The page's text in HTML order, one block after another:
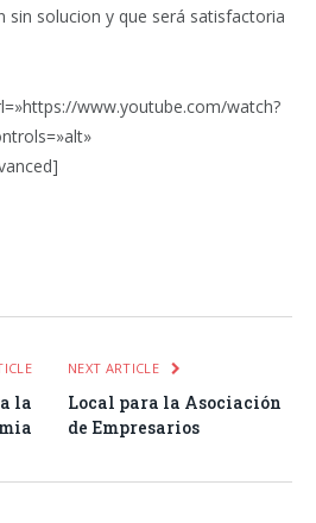
sin solucion y que será satisfactoria
www.youtube.com/watch?
la
NEXT ARTICLE
Local para la Asociación
de Empresarios